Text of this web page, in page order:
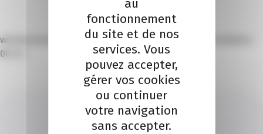
window.location.href = ‘https://www.la-nuit-de-lorientation-
06.fr/’;
au
fonctionnement
du site et de nos
services. Vous
pouvez accepter,
gérer vos cookies
ou continuer
votre navigation
sans accepter.